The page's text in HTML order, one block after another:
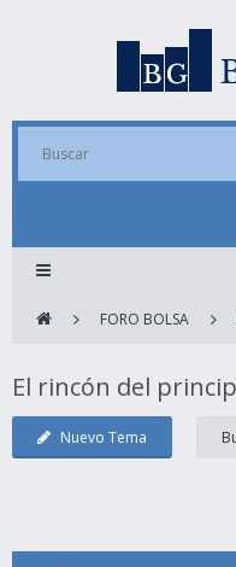
FORO BOLSA
El rincón del
Nuevo Tema